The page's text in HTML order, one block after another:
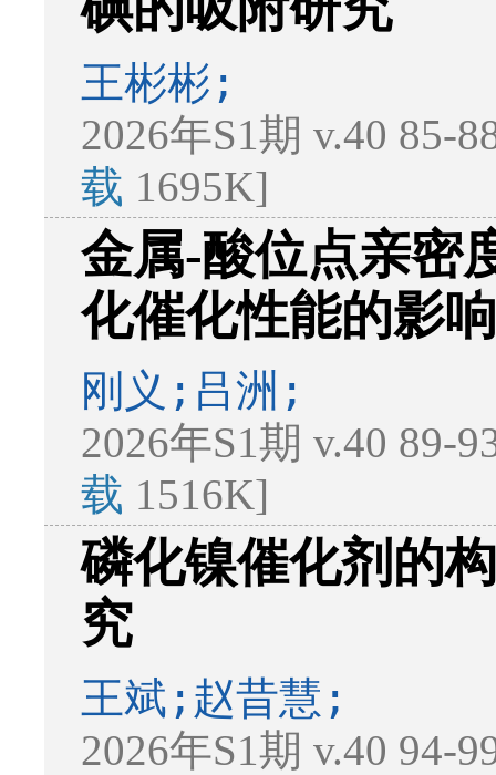
王彬彬;
2026年S1期 v.40 85-
载 1695K]
金属-酸位点亲密
化催化性能的影响
刚义;吕洲;
2026年S1期 v.40 89-
载 1516K]
磷化镍催化剂的
究
王斌;赵昔慧;
2026年S1期 v.40 94-